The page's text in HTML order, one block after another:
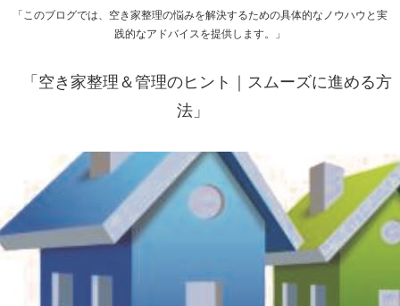
「このブログでは、空き家整理の悩みを解決するための具体的なノウハウと実
践的なアドバイスを提供します。」
「空き家整理＆管理のヒント｜スムーズに進める方
法」